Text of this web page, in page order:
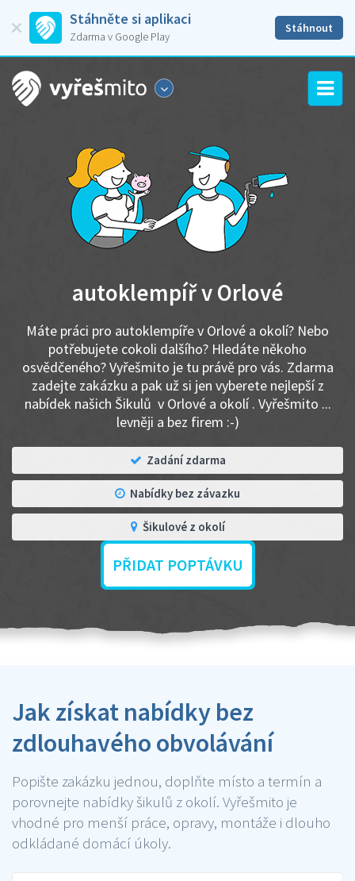
Stáhněte si aplikaci
Zdarma v Google Play
Stáhnout
autoklempíř v Orlové
Máte práci pro autoklempíře v Orlové a okolí? Nebo
potřebujete cokoli dalšího? Hledáte někoho
osvědčeného? Vyřešmito je tu právě pro vás. Zdarma
zadejte zakázku a pak už si jen vyberete nejlepší z
nabídek našich Šikulů v Orlové a okolí . Vyřešmito ...
levněji a bez firem :-)
Zadání zdarma
Nabídky bez závazku
Šikulové z okolí
PŘIDAT POPTÁVKU
Jak získat nabídky bez
zdlouhavého obvolávání
Popište zakázku jednou, doplňte místo a termín a
porovnejte nabídky šikulů z okolí. Vyřešmito je
vhodné pro menší práce, opravy, montáže i dlouho
odkládané domácí úkoly.